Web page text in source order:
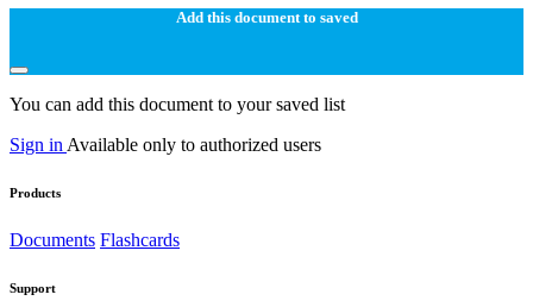
Add this document to saved
You can add this document to your saved list
Sign in Available only to authorized users
Products
Documents Flashcards
Support